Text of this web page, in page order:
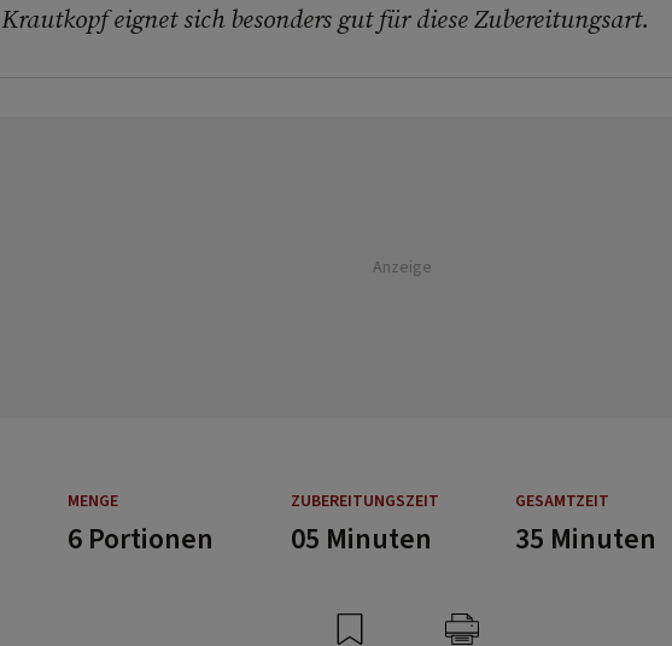
Krautkopf eignet sich besonders gut für diese Zubereitungsart.
Anzeige
MENGE ZUBEREITUNGSZEIT GESAMTZEIT
6 Portionen 05 Minuten 35 Minuten